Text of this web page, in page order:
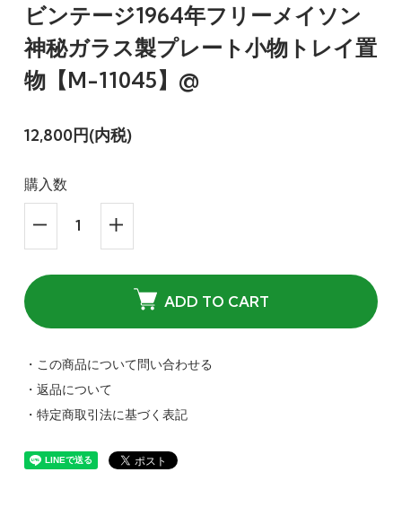
ビンテージ1964年フリーメイソン
神秘ガラス製プレート小物トレイ置
物【M-11045】@
12,800円(内税)
購入数
ADD TO CART
・この商品について問い合わせる
・返品について
・特定商取引法に基づく表記